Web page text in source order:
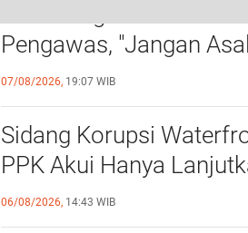
Pengawas, "Jangan
Didepan Persidangan "
07/08/2026, 19:07 WIB
Sidang Korupsi
PPK Akui Hanya
Beberkan Pengawasan
06/08/2026, 14:43 WIB